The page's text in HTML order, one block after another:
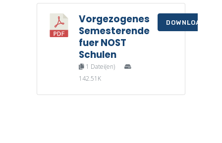
Vorgezogenes
Semesterende
fuer NOST
Schulen
1 Datei(en)
142.51K
DOWNLOAD